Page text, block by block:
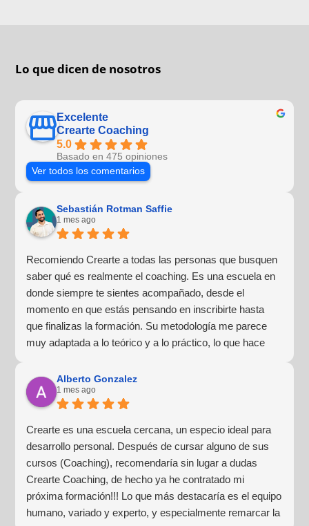
Lo que dicen de nosotros
Excelente
Crearte Coaching
5.0
Basado en 475 opiniones
Ver todos los comentarios
Sebastián Rotman Saffie
1 mes ago
Recomiendo Crearte a todas las personas que busquen
saber qué es realmente el coaching. Es una escuela en
donde siempre te sientes acompañado, desde el
momento en que estás pensando en inscribirte hasta
que finalizas la formación. Su metodología me parece
muy adaptada a lo teórico y a lo práctico, lo que hace
¡Para mí fue una excelente experiencia!
Alberto Gonzalez
1 mes ago
Crearte es una escuela cercana, un especio ideal para
desarrollo personal. Después de cursar alguno de sus
cursos (Coaching), recomendaría sin lugar a dudas
Crearte Coaching, de hecho ya he contratado mi
próxima formación!!! Lo que más destacaría es el equipo
humano, variado y experto, y especialmente remarcar la